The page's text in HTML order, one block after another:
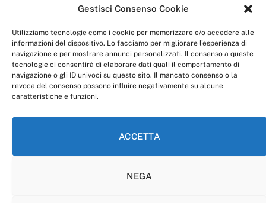
Gestisci Consenso Cookie
Utilizziamo tecnologie come i cookie per memorizzare e/o accedere alle
informazioni del dispositivo. Lo facciamo per migliorare l'esperienza di
navigazione e per mostrare annunci personalizzati. Il consenso a queste
tecnologie ci consentirà di elaborare dati quali il comportamento di
navigazione o gli ID univoci su questo sito. Il mancato consenso o la
revoca del consenso possono influire negativamente su alcune
caratteristiche e funzioni.
ACCETTA
NEGA
“Anagnia” è un marchio registrato presso l’Ufficio Italiano
Economico,
num. registrazione: 302017000014044 del 9 febbraio 2017.
Per contatti:redazione@anagnia.com
COOKIE POLICY